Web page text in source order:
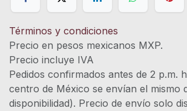
Términos y condiciones
Precio en pesos mexicanos MXP.
Precio incluye
Pedidos confirmados antes de 2 p.m.
centro de México se envían el mismo
disponibilidad). Precio de envío solo